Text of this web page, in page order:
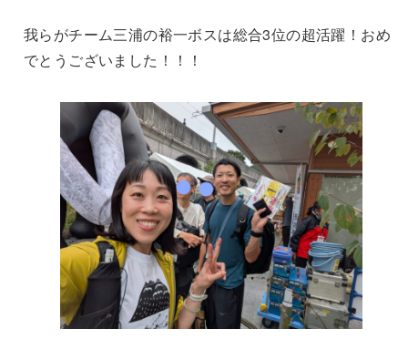
我らがチーム三浦の裕一ボスは総合3位の超活躍！おめ
でとうございました！！！